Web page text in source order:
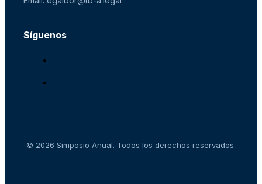
Síguenos
© 2026 Simposio Anual. Todos los derechos reservados.